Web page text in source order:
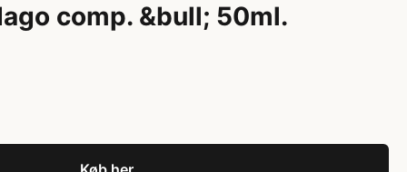
comp. &bull; 50ml.